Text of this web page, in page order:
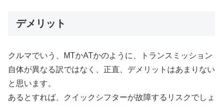
デメリット
クルマでいう、MTかATかのように、トランスミッション
自体が異なる訳ではなく、正直、デメリットはあまりない
と思います。
あるとすれば、クイックシフターが故障するリスクでしょ